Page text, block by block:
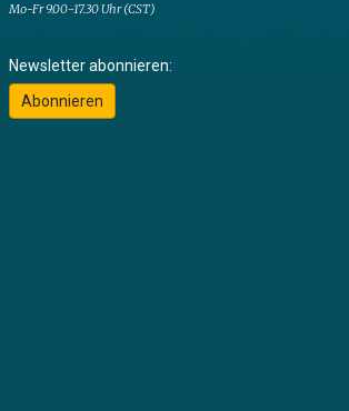
Mo-Fr 9.00-17.30 Uhr (CST)
Newsletter abonnieren:
Abonnieren